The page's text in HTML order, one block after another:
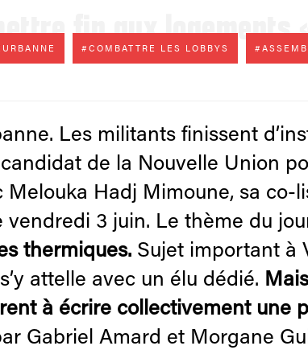
#COMBATTRE LES LOBBYS
fin aux logements
Les militants finissent
de la Nouvelle Union
Hadj Mimoune, sa co-
vendredi 3 juin. Le thème du
thermiques. Sujet important à
attelle avec un élu dédié.
à écrire collectivement une
Gabriel Amard et Morgane